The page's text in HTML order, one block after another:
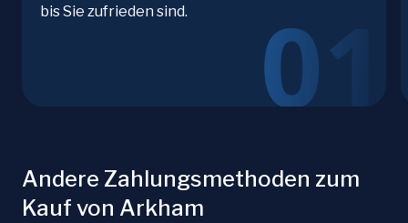
bis Sie zufrieden sind.
Andere Zahlungsmethoden zum
Kauf von Arkham